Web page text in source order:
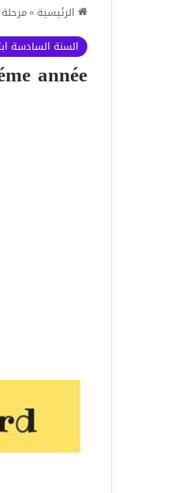
الرئيسية »مرحلة
السنة السادسة
année